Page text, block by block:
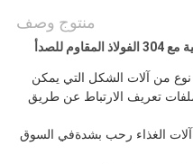
منتوج وصف
للصدأ
نوع من آلات الشكل التي يمكن
تعريف الارتباط عن طريق
آلات الغذاء رحب بشدةفي السوق